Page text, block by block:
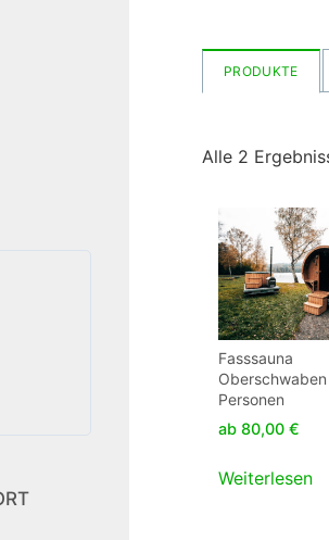
PRODUKTE
Alle 2
Fasssauna
Personen
ab80,00€
Weiterlesen